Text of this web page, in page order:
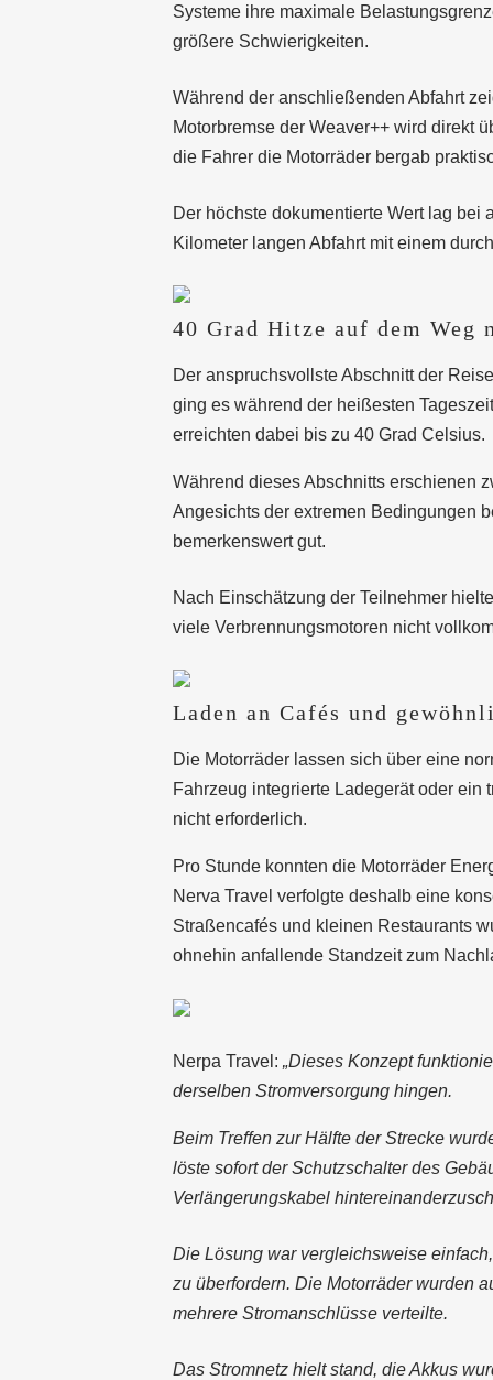
Systeme ihre maximale
größere Schwierigkeiten.
Während der anschließenden Abfahrt
Motorbremse der Weaver++ wird direkt
die Fahrer die Motorräder bergab
Der höchste dokumentierte Wert lag bei
Kilometer langen Abfahrt mit einem
40 Grad Hitze auf dem Weg
Der anspruchsvollste Abschnitt der
ging es während der heißesten
erreichten dabei bis zu 40 Grad Celsius.
Während dieses Abschnitts erschienen
Angesichts der extremen Bedingungen
bemerkenswert gut.
Nach Einschätzung der Teilnehmer
viele Verbrennungsmotoren nicht
Laden an Cafés und
Die Motorräder lassen sich über eine
Fahrzeug integrierte Ladegerät oder
nicht erforderlich.
Pro Stunde konnten die Motorräder
Nerva Travel verfolgte deshalb eine
Straßencafés und kleinen Restaurants
ohnehin anfallende Standzeit zum
Nerpa Travel: „Dieses Konzept
derselben Stromversorgung hingen.
Beim Treffen zur Hälfte der Strecke
löste sofort der Schutzschalter des
Verlängerungskabel
Die Lösung war vergleichsweise
zu überfordern. Die Motorräder wurden
mehrere Stromanschlüsse verteilte.
Das Stromnetz hielt stand, die Akkus